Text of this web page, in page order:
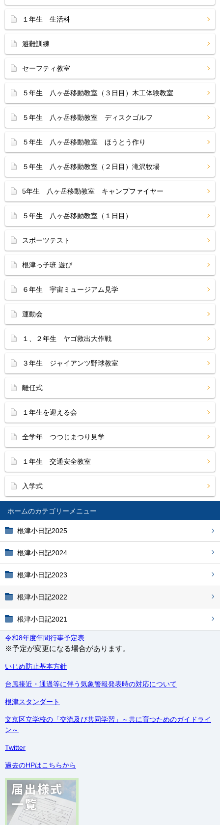
ホーム
根津小日記2025
根津小日記2024
根津小日記2023
根津小日記2022
根津小日記2021
令和8年度年間行事予定表
※予定が変更になる場合があります。
いじめ防止基本方針
台風接近・通過等に伴う気象警報発表時の対応について
根津スタンダート
文京区立学校の「交流及び共同学習」～共に育つためのガイドライ
ン～
Twitter
過去のHPはこちらから
１年生 生活科
避難訓練
セーフティ教室
５年生 八ヶ岳移動教室（３日目）木工体験教室
５年生 八ヶ岳移動教室 ディスクゴルフ
５年生 八ヶ岳移動教室 ほうとう作り
５年生 八ヶ岳移動教室（２日目）滝沢牧場
5年生 八ヶ岳移動教室 キャンプファイヤー
５年生 八ヶ岳移動教室（１日目）
スポーツテスト
根津っ子班 遊び
６年生 宇宙ミュージアム見学
運動会
１、２年生 ヤゴ救出大作戦
３年生 ジャイアンツ野球教室
離任式
１年生を迎える会
全学年 つつじまつり見学
１年生 交通安全教室
入学式